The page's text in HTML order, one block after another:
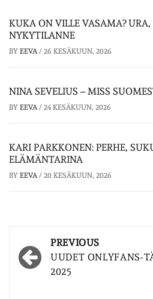
KUKA ON VILLE VASAMA? URA,
NYKYTILANNE
BY EEVA / 26 KESÄKUUN, 2026
NINA SEVELIUS – MISS
BY EEVA / 24 KESÄKUUN, 2026
KARI PARKKONEN: PERHE,
ELÄMÄNTARINA
BY EEVA / 20 KESÄKUUN, 2026
Post
navigation
PREVIOUS
UUDET ONLYFANS-
2025